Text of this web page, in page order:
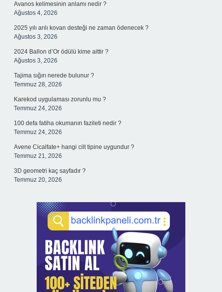
Avanos kelimesinin anlamı nedir ?
Ağustos 4, 2026
2025 yılı arılı kovan desteği ne zaman ödenecek ?
Ağustos 3, 2026
2024 Ballon d’Or ödülü kime aittir ?
Ağustos 3, 2026
Tajima sığırı nerede bulunur ?
Temmuz 28, 2026
Karekod uygulaması zorunlu mu ?
Temmuz 24, 2026
100 defa fatiha okumanın fazileti nedir ?
Temmuz 24, 2026
Avene Cicalfate+ hangi cilt tipine uygundur ?
Temmuz 21, 2026
3D geometri kaç sayfadır ?
Temmuz 20, 2026